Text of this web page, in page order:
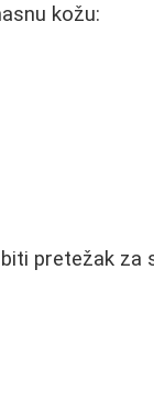
kožu:
pretežak za